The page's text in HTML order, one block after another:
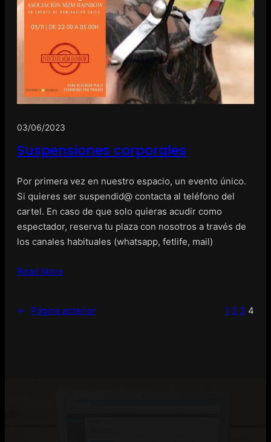
03/06/2023
Suspensiones corporales
Por primera vez en nuestro espacio, un evento único.
Si quieres ser suspendid@ contacta al teléfono del
cartel. En caso de que solo quieras acudir como
espectador, reserva tu plaza con nosotros a través de
los canales habituales (whatsapp, fetlife, mail)
Read More
← Página anterior 1 2 3 4